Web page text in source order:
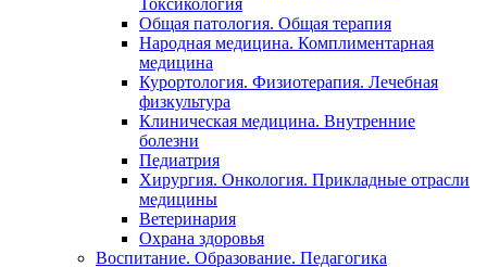
Токсикология
Общая патология. Общая терапия
Народная медицина. Комплиментарная
медицина
Курортология. Физиотерапия. Лечебная
физкультура
Клиническая медицина. Внутренние
болезни
Педиатрия
Хирургия. Онкология. Прикладные отрасли
медицины
Ветеринария
Охрана здоровья
Воспитание. Образование. Педагогика